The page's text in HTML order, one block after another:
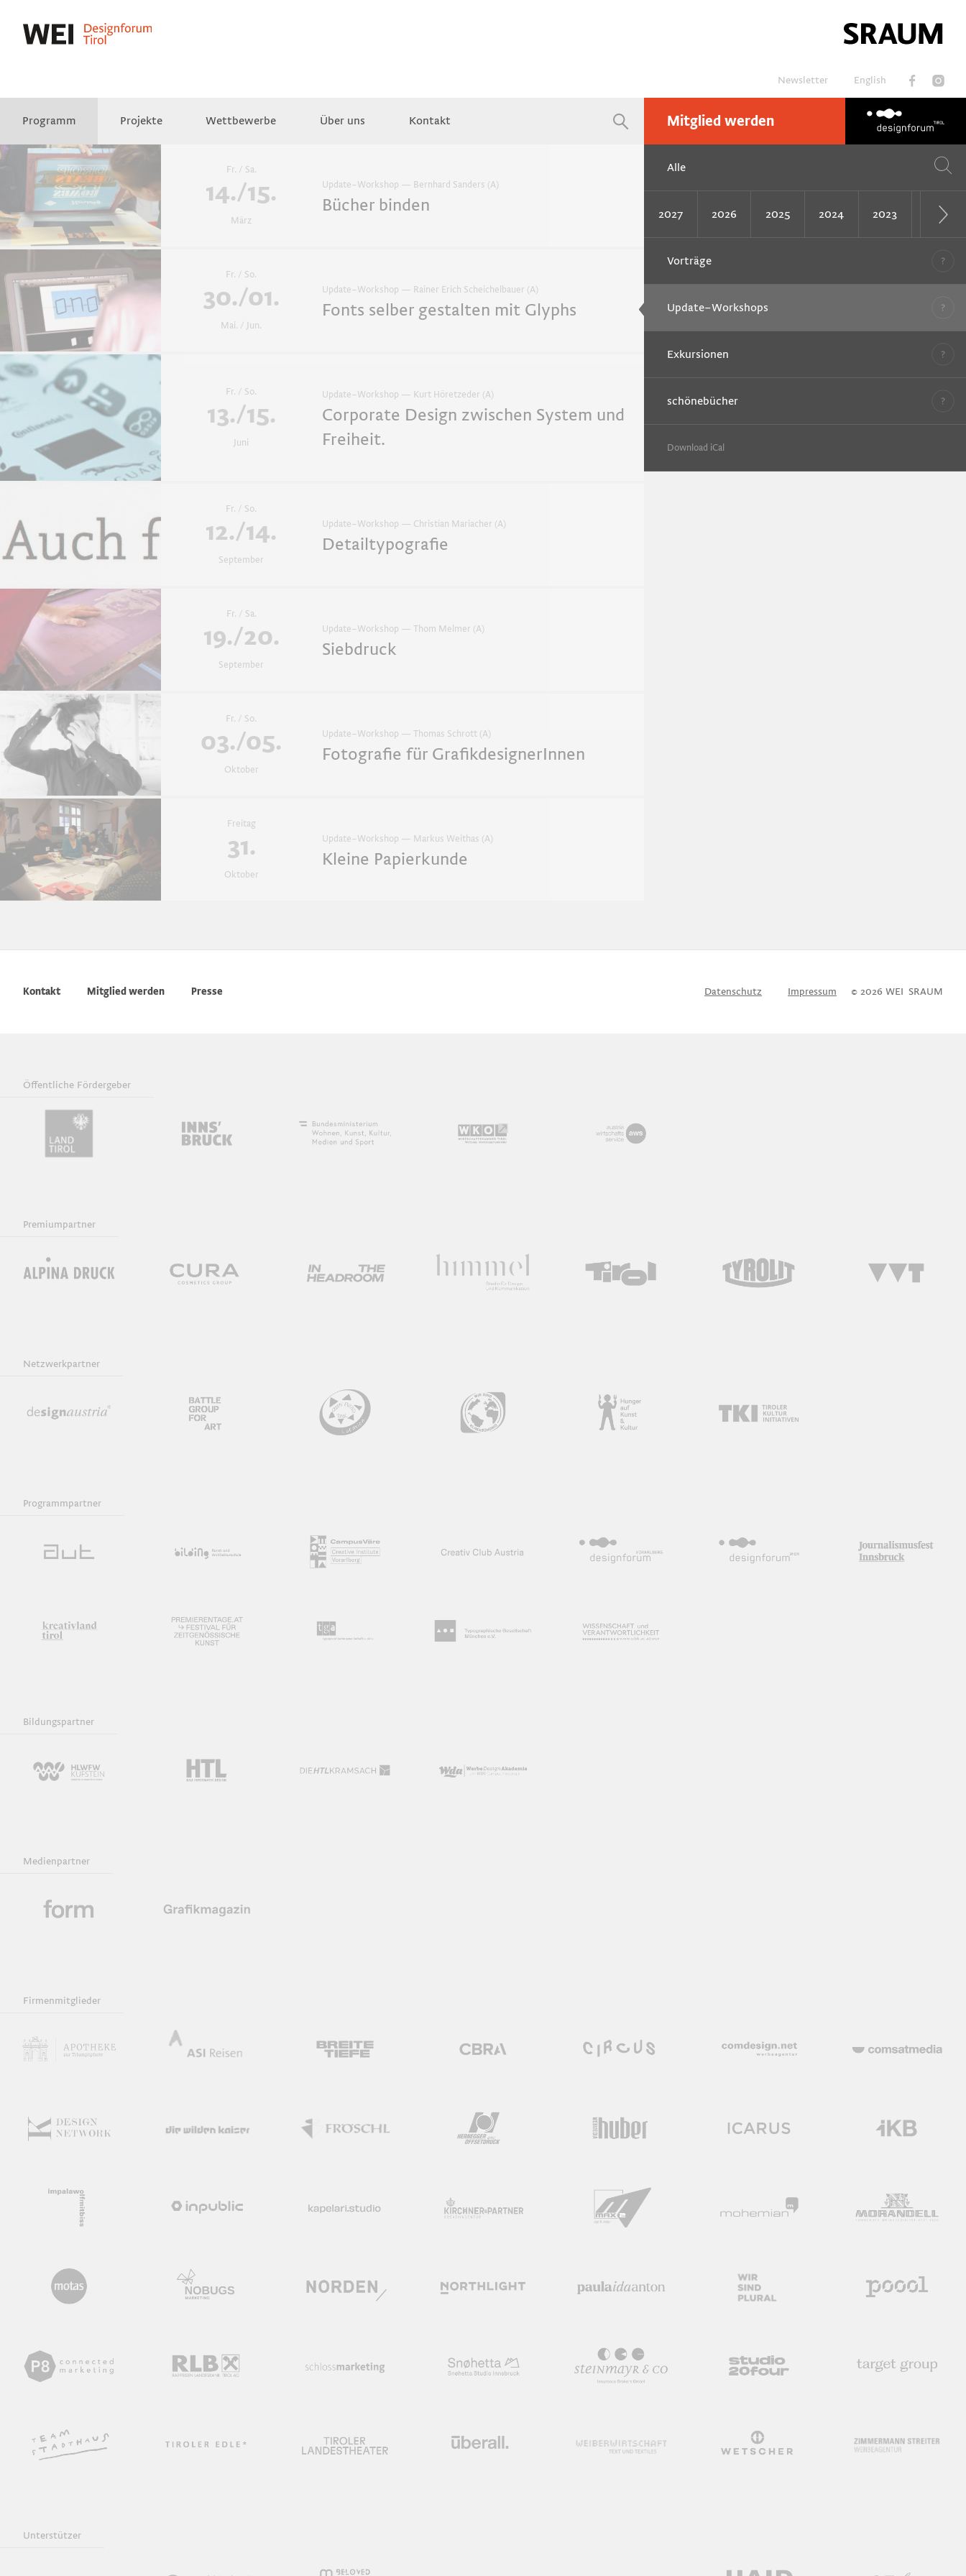
Newsletter English
Programm Projekte Wettbewerbe Über uns Kontakt Mitglied werden
Presse Empfehlungen Videos Suchen
Alle
2027 2026 2025 2024 2023 2022
Vorträge
Update–Workshops
Exkursionen
schönebücher
Download iCal
Fr. / Sa.
14./15.
März
Update–Workshop — Bernhard Sanders (A)
Bücher binden
Fr. / So.
30./01.
Mai. / Jun.
Update–Workshop — Rainer Erich Scheichelbauer (A)
Fonts selber gestalten mit Glyphs
Fr. / So.
13./15.
Juni
Update–Workshop — Kurt Höretzeder (A)
Corporate Design zwischen System und
Freiheit.
Fr. / So.
12./14.
September
Update–Workshop — Christian Mariacher (A)
Detailtypografie
Fr. / Sa.
19./20.
September
Update–Workshop — Thom Melmer (A)
Siebdruck
Fr. / So.
03./05.
Oktober
Update–Workshop — Thomas Schrott (A)
Fotografie für GrafikdesignerInnen
Freitag
31.
Oktober
Update–Workshop — Markus Weithas (A)
Kleine Papierkunde
Kontakt Mitglied werden Presse Datenschutz Impressum © 2026 WEI SRAUM
Öffentliche Fördergeber
Premiumpartner
Netzwerkpartner
Programmpartner
Bildungspartner
Medienpartner
Firmenmitglieder
Unterstützer